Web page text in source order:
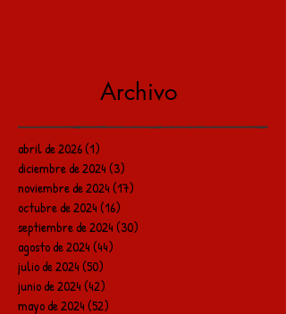
Archivo
abril de 2026(1)
diciembre de 2024(3)
noviembre de 2024(17)
octubre de 2024(16)
septiembre de 2024(30)
agosto de 2024(44)
julio de 2024(50)
junio de 2024(42)
mayo de 2024(52)